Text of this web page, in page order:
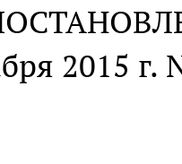
2015